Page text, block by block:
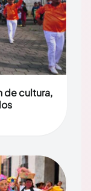
de cultura,